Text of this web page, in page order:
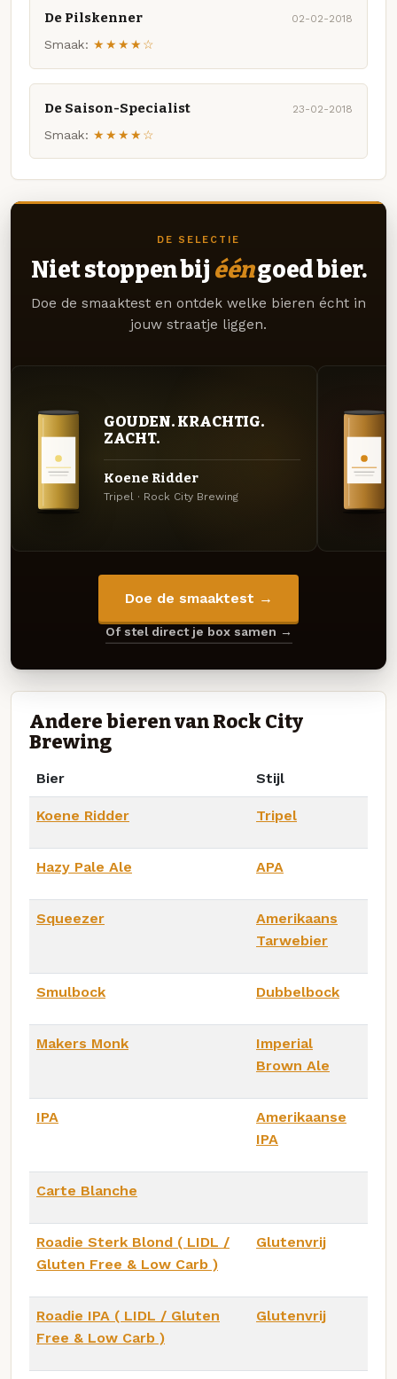
De Pilskenner 02-02-2018
Smaak: ★★★★☆
De Saison-Specialist 23-02-2018
Smaak: ★★★★☆
DE SELECTIE
Niet stoppen bij ééngoed bier.
Doe de smaaktest en ontdek welke bieren écht in
jouw straatje liggen.
GOUDEN. KRACHTIG.
ZACHT.
Koene Ridder
Tripel · Rock City Brewing
Doe de smaaktest →
Of stel direct je box samen →
Andere bieren van Rock City
Brewing
Bier Stijl
Koene Ridder Tripel
Hazy Pale Ale APA
Squeezer
Amerikaans
Tarwebier
Smulbock Dubbelbock
Makers Monk
Imperial
Brown Ale
IPA
Amerikaanse
IPA
Carte Blanche
Roadie Sterk Blond ( LIDL /
Gluten Free & Low Carb )
Glutenvrij
Roadie IPA ( LIDL / Gluten
Free & Low Carb )
Glutenvrij